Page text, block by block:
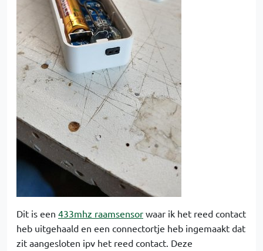
Dit is een 433mhz raamsensor waar ik het reed contact
heb uitgehaald en een connectortje heb ingemaakt dat
zit aangesloten ipv het reed contact. Deze